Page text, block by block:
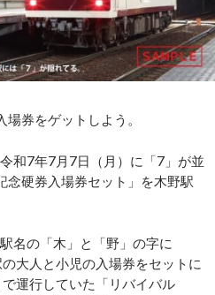
券をゲットしよう。
和7年7月7日（月）に「7」が並
念硬券入場券セット」を木野駅
名の「木」と「野」の字に
大人と小児の入場券をセットに
運行していた「リバイバル